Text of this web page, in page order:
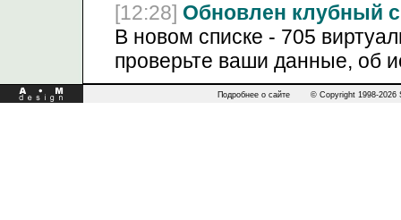
[12:28] Обновлен клубный
В новом списке - 705
проверьте ваши данные, об
Подробнее о сайте © Copyright 1998-2026